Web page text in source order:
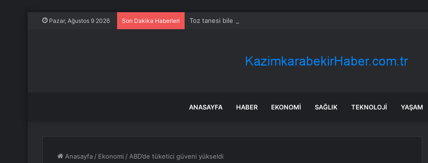
Pazar, Ağustos 9 2026 Son Dakika Haberleri Toz tanesi bile servet değerinde: Altından daha değerli mineral keşfedildi
ANASAYFA HABER EKONOMI SAĞLIK TEKNOLOJI YAŞAM
Anasayfa / Ekonomi / ABD’de tüketici güveni yükseldi